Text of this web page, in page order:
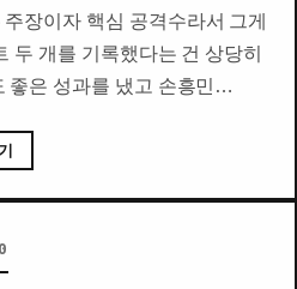
장이자 핵심 공격수라서 그게
두 개를 기록했다는 건 상당히
좋은 성과를 냈고 손흥민…